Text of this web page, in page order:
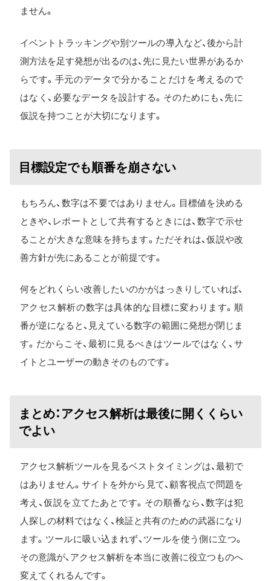
ません。
イベントトラッキングや別ツールの導入など、後から計
測方法を足す発想が出るのは、先に見たい世界があるか
らです。手元のデータで分かることだけを考えるので
はなく、必要なデータを設計する。そのためにも、先に
仮説を持つことが大切になります。
目標設定でも順番を崩さない
もちろん、数字は不要ではありません。目標値を決める
ときや、レポートとして共有するときには、数字で示せ
ることが大きな意味を持ちます。ただそれは、仮説や改
善方針が先にあることが前提です。
何をどれくらい改善したいのかがはっきりしていれば、
アクセス解析の数字は具体的な目標に変わります。順
番が逆になると、見えている数字の範囲に発想が閉じま
す。だからこそ、最初に見るべきはツールではなく、サ
イトとユーザーの動きそのものです。
まとめ：アクセス解析は最後に開くくらい
でよい
アクセス解析ツールを見るベストタイミングは、最初で
はありません。サイトを外から見て、顧客視点で問題を
考え、仮説を立てたあとです。その順番なら、数字は犯
人探しの材料ではなく、検証と共有のための武器になり
ます。ツールに吸い込まれず、ツールを使う側に立つ。
その意識が、アクセス解析を本当に改善に役立つものへ
変えてくれるんです。